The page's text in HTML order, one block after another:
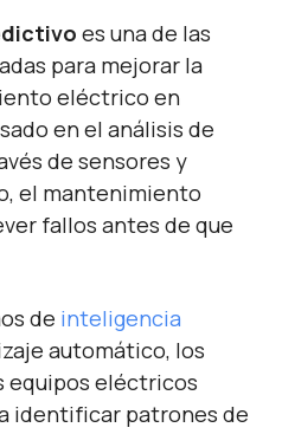
es una de las
para mejorar la
eléctrico en
en el análisis de
de sensores y
el mantenimiento
fallos antes de que
de inteligencia
automático, los
equipos eléctricos
identificar patrones de